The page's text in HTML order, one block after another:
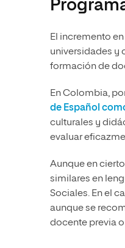
El incremento
universidades y
formación de
En Colombia,
de Español
culturales y
evaluar
Aunque en
similares en
Sociales. En el
aunque se
docente previa